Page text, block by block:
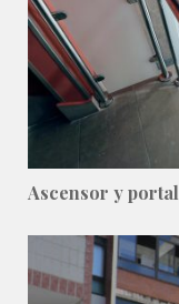
Ascensor y